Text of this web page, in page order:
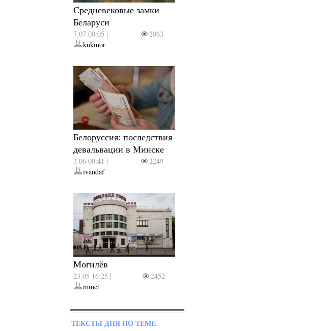
Средневековые замки
Беларуси
7.07 00:05 |
2063
kukmor
Белоруссия: последствия
девальвации в Минске
3.06 00:41 |
2249
ivandaf
Могилёв
23.05 16:25 |
2452
mmet
ТЕКСТЫ ДНЯ ПО ТЕМЕ